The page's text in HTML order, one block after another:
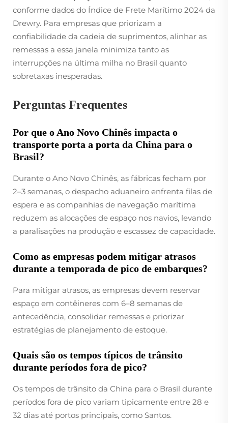
conforme dados do Índice de Frete Marítimo 2024 da
Drewry. Para empresas que priorizam a
confiabilidade da cadeia de suprimentos, alinhar as
remessas a essa janela minimiza tanto as
interrupções na última milha no Brasil quanto
sobretaxas inesperadas.
Perguntas Frequentes
Por que o Ano Novo Chinês impacta o
transporte porta a porta da China para o
Brasil?
Durante o Ano Novo Chinês, as fábricas fecham por
2–3 semanas, o despacho aduaneiro enfrenta filas de
espera e as companhias de navegação marítima
reduzem as alocações de espaço nos navios, levando
a paralisações na produção e escassez de capacidade.
Como as empresas podem mitigar atrasos
durante a temporada de pico de embarques?
Para mitigar atrasos, as empresas devem reservar
espaço em contêineres com 6–8 semanas de
antecedência, consolidar remessas e priorizar
estratégias de planejamento de estoque.
Quais são os tempos típicos de trânsito
durante períodos fora de pico?
Os tempos de trânsito da China para o Brasil durante
períodos fora de pico variam tipicamente entre 28 e
32 dias até portos principais, como Santos.